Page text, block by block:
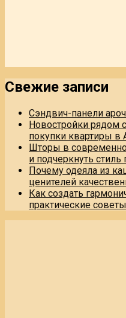
Свежие записи
Сэндвич-панели
Новостройки рядом
покупки квартиры в
Шторы в
и подчеркнуть
Почему одеяла из
ценителей
Как создать
практические